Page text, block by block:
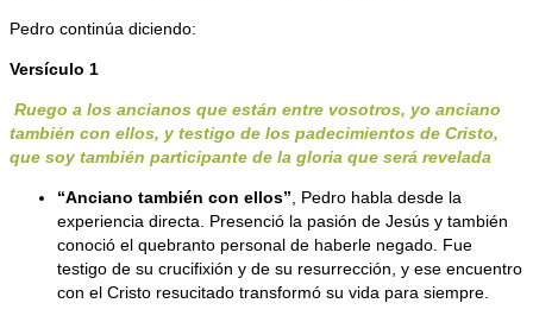
Pedro continúa diciendo:
Versículo 1
Ruego a los ancianos que están entre vosotros, yo anciano
también con ellos, y testigo de los padecimientos de Cristo,
que soy también participante de la gloria que será revelada
“Anciano también con ellos”, Pedro habla desde la
experiencia directa. Presenció la pasión de Jesús y también
conoció el quebranto personal de haberle negado. Fue
testigo de su crucifixión y de su resurrección, y ese encuentro
con el Cristo resucitado transformó su vida para siempre.